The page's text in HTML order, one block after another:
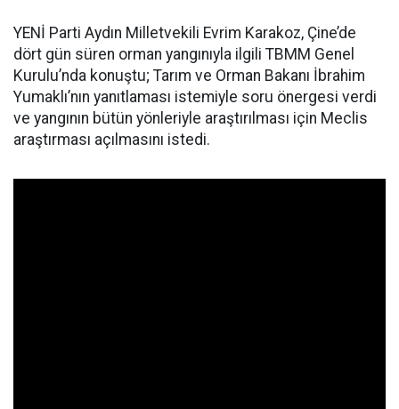
YENİ Parti Aydın Milletvekili Evrim Karakoz, Çine’de
dört gün süren orman yangınıyla ilgili TBMM Genel
Kurulu’nda konuştu; Tarım ve Orman Bakanı İbrahim
Yumaklı’nın yanıtlaması istemiyle soru önergesi verdi
ve yangının bütün yönleriyle araştırılması için Meclis
araştırması açılmasını istedi.